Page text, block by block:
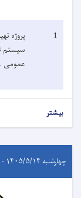
1
سیستم
عمومی
بیشتر
چهارشنبه ۱۴۰۵/۵/۱۴ - ۱۴:۳۰